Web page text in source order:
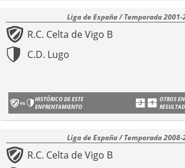
Liga de España / Temporada 2001-
R.C. Celta de Vigo B
C.D. Lugo
HISTÓRICO DE ESTE
ENFRENTAMIENTO
OTROS
Liga de España / Temporada 2008-
R.C. Celta de Vigo B